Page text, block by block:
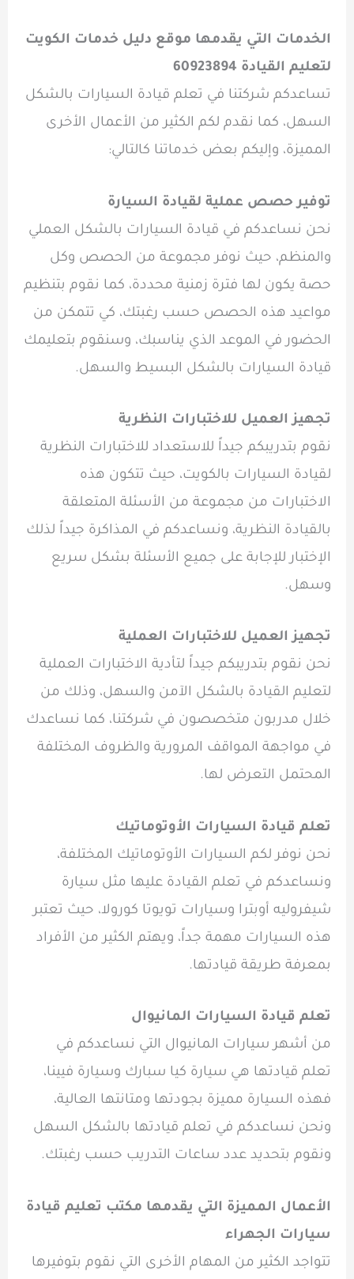
الخدمات التي يقدمها موقع دليل خدمات الكويت
لتعليم القيادة 60923894
تساعدكم شركتنا في تعلم قيادة السيارات بالشكل
السهل، كما نقدم لكم الكثير من الأعمال الأخرى
المميزة، وإليكم بعض خدماتنا كالتالي:
توفير حصص عملية لقيادة السيارة
نحن نساعدكم في قيادة السيارات بالشكل العملي
والمنظم، حيث نوفر مجموعة من الحصص وكل
حصة يكون لها فترة زمنية محددة، كما نقوم بتنظيم
مواعيد هذه الحصص حسب رغبتك، كي تتمكن من
الحضور في الموعد الذي يناسبك، وسنقوم بتعليمك
قيادة السيارات بالشكل البسيط والسهل.
تجهيز العميل للاختبارات النظرية
نقوم بتدريبكم جيداً للاستعداد للاختبارات النظرية
لقيادة السيارات بالكويت، حيث تتكون هذه
الاختبارات من مجموعة من الأسئلة المتعلقة
بالقيادة النظرية، ونساعدكم في المذاكرة جيداً لذلك
الإختبار للإجابة على جميع الأسئلة بشكل سريع
وسهل.
تجهيز العميل للاختبارات العملية
نحن نقوم بتدريبكم جيداً لتأدية الاختبارات العملية
لتعليم القيادة بالشكل الآمن والسهل، وذلك من
خلال مدربون متخصصون في شركتنا، كما نساعدك
في مواجهة المواقف المرورية والظروف المختلفة
المحتمل التعرض لها.
تعلم قيادة السيارات الأوتوماتيك
نحن نوفر لكم السيارات الأوتوماتيك المختلفة،
ونساعدكم في تعلم القيادة عليها مثل سيارة
شيفروليه أوبترا وسيارات تويوتا كورولا، حيث تعتبر
هذه السيارات مهمة جداً، ويهتم الكثير من الأفراد
بمعرفة طريقة قيادتها.
تعلم قيادة السيارات المانيوال
من أشهر سيارات المانيوال التي نساعدكم في
تعلم قيادتها هي سيارة كيا سبارك وسيارة فيينا،
فهذه السيارة مميزة بجودتها ومتانتها العالية،
ونحن نساعدكم في تعلم قيادتها بالشكل السهل
ونقوم بتحديد عدد ساعات التدريب حسب رغبتك.
الأعمال المميزة التي يقدمها مكتب تعليم قيادة
سيارات الجهراء
تتواجد الكثير من المهام الأخرى التي نقوم بتوفيرها